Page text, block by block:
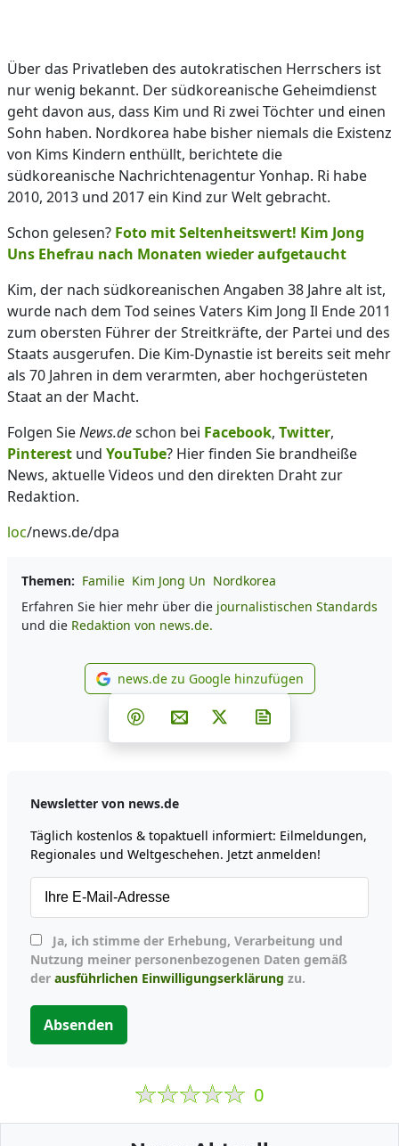
Über das Privatleben des autokratischen Herrschers ist
nur wenig bekannt. Der südkoreanische Geheimdienst
geht davon aus, dass Kim und Ri zwei Töchter und einen
Sohn haben. Nordkorea habe bisher niemals die Existenz
von Kims Kindern enthüllt, berichtete die
südkoreanische Nachrichtenagentur Yonhap. Ri habe
2010, 2013 und 2017 ein Kind zur Welt gebracht.
Schon gelesen? Foto mit Seltenheitswert! Kim Jong
Uns Ehefrau nach Monaten wieder aufgetaucht
Kim, der nach südkoreanischen Angaben 38 Jahre alt ist,
wurde nach dem Tod seines Vaters Kim Jong Il Ende 2011
zum obersten Führer der Streitkräfte, der Partei und des
Staats ausgerufen. Die Kim-Dynastie ist bereits seit mehr
als 70 Jahren in dem verarmten, aber hochgerüsteten
Staat an der Macht.
Folgen SieNews.deschon bei Facebook, Twitter,
Pinterest und YouTube? Hier finden Sie brandheiße
News, aktuelle Videos und den direkten Draht zur
Redaktion.
loc/news.de/dpa
Themen: Familie Kim Jong Un Nordkorea
Erfahren Sie hier mehr über die journalistischen Standards
und die Redaktion von news.de.
news.de zu Google
news.de zu Google hinzufügen
Teilen auf Facebook
Teilen auf Whatsapp
Teilen auf Telegram
Teilen auf Pinterest
Per E-Mail teilen
Post auf X
Newsletter von news.de
Täglich kostenlos & topaktuell informiert: Eilmeldungen,
Regionales und Weltgeschehen. Jetzt anmelden!
Nutzung meiner personenbezogenen Daten gemäß
der ausführlichen Einwilligungserklärung zu.
Absenden
0